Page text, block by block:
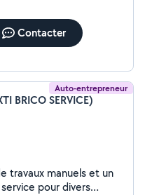
Contacter
Auto-entrepreneur
BRICO SERVICE)
pour divers